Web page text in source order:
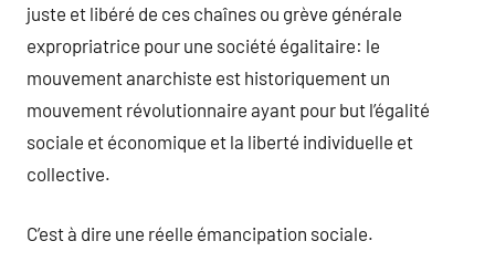
juste et libéré de ces chaînes ou grève générale
expropriatrice pour une société égalitaire: le
mouvement anarchiste est historiquement un
mouvement révolutionnaire ayant pour but l’égalité
sociale et économique et la liberté individuelle et
collective.
C’est à dire une réelle émancipation sociale.